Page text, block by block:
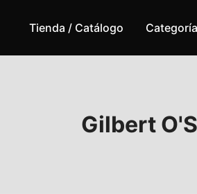
Tienda / Catálogo
Gilbert